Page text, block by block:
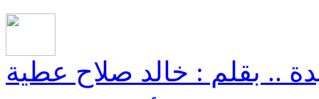
.. بقلم : خالد صلاح عطية